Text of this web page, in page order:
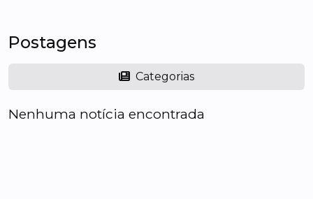
Postagens
Categorias
Nenhuma notícia encontrada